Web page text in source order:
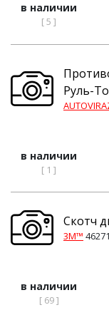
в наличии
[ 5 ]
Руль-
в наличии
[ 1 ]
Скотч
3M™
в наличии
[ 69 ]